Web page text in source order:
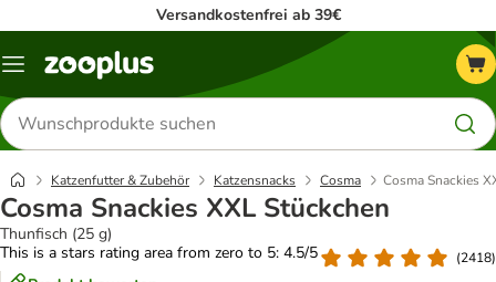
Versandkostenfrei ab 39€
Menü
Produkte
suchen
Katzenfutter & Zubehör Katzensnacks Cosma Cosma Snackies
Cosma Snackies XXL Stückchen
Thunfisch (25 g)
This is a stars rating area from zero to 5: 4.5/5
(2418)